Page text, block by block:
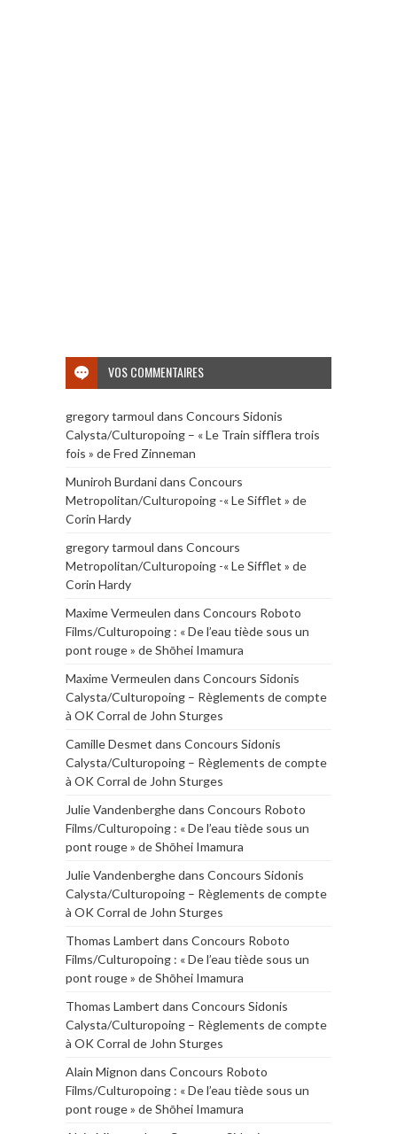
VOS COMMENTAIRES
gregory tarmoul dans Concours Sidonis
Calysta/Culturopoing – « Le Train sifflera trois
fois » de Fred Zinneman
Muniroh Burdanidans Concours
Metropolitan/Culturopoing -« Le Sifflet » de
Corin Hardy
gregory tarmoul dans Concours
Metropolitan/Culturopoing -« Le Sifflet » de
Corin Hardy
Maxime Vermeulen dans Concours Roboto
Films/Culturopoing : « De l’eau tiède sous un
pont rouge » de Shōhei Imamura
Maxime Vermeulen dans Concours Sidonis
Calysta/Culturopoing – Règlements de compte
à OK Corral de John Sturges
Camille Desmet dans Concours Sidonis
Calysta/Culturopoing – Règlements de compte
à OK Corral de John Sturges
Julie Vandenberghedans Concours Roboto
Films/Culturopoing : « De l’eau tiède sous un
pont rouge » de Shōhei Imamura
Julie Vandenberghedans Concours Sidonis
Calysta/Culturopoing – Règlements de compte
à OK Corral de John Sturges
Thomas Lambert dans Concours Roboto
Films/Culturopoing : « De l’eau tiède sous un
pont rouge » de Shōhei Imamura
Thomas Lambert dans Concours Sidonis
Calysta/Culturopoing – Règlements de compte
à OK Corral de John Sturges
Alain Mignon dans Concours Roboto
Films/Culturopoing : « De l’eau tiède sous un
pont rouge » de Shōhei Imamura